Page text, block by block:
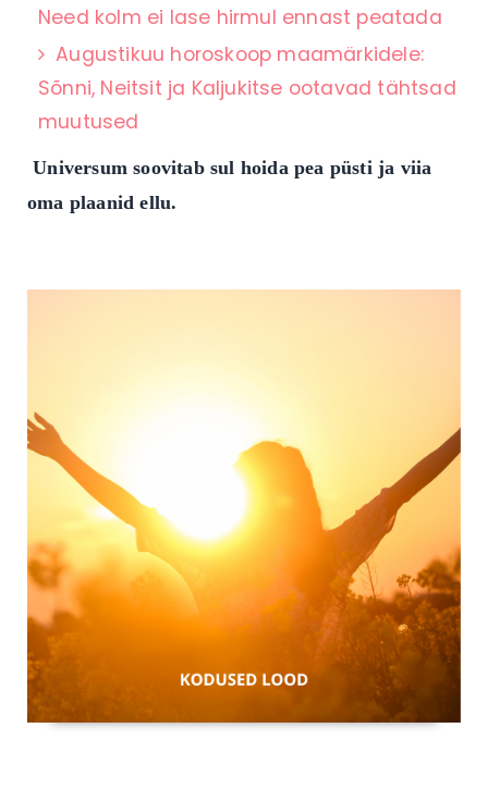
Need kolm ei lase hirmul ennast peatada
Augustikuu horoskoop maamärkidele:
Sõnni, Neitsit ja Kaljukitse ootavad tähtsad
muutused
Universum soovitab sul hoida pea püsti ja viia
oma plaanid ellu.